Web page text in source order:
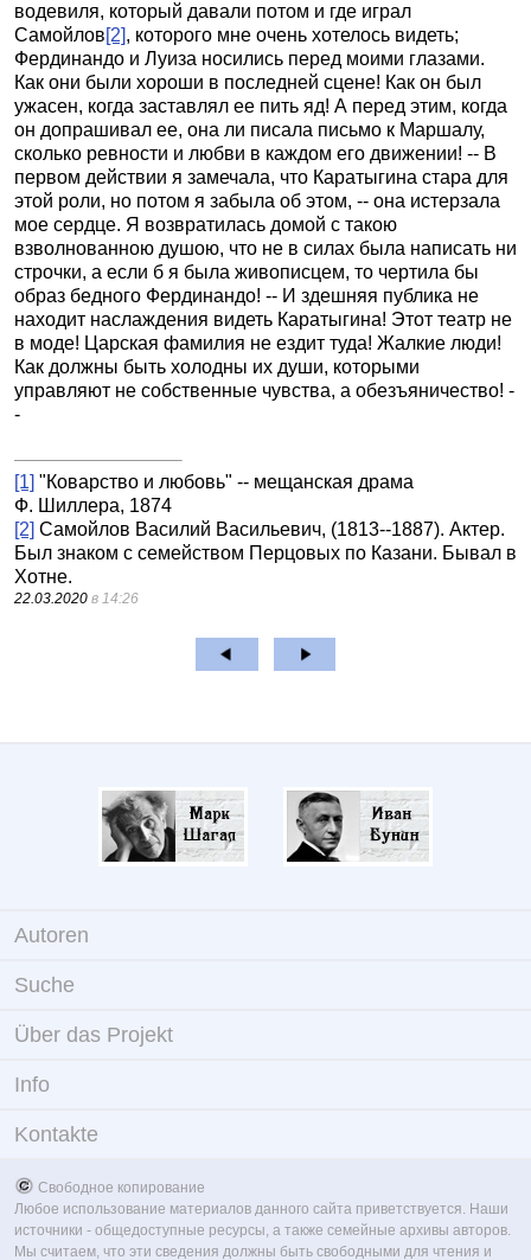
водевиля, который давали потом и где играл
Самойлов[2], которого мне очень хотелось видеть;
Фердинандо и Луиза носились перед моими глазами.
Как они были хороши в последней сцене! Как он был
ужасен, когда заставлял ее пить яд! А перед этим, когда
он допрашивал ее, она ли писала письмо к Маршалу,
сколько ревности и любви в каждом его движении! -- В
первом действии я замечала, что Каратыгина стара для
этой роли, но потом я забыла об этом, -- она истерзала
мое сердце. Я возвратилась домой с такою
взволнованною душою, что не в силах была написать ни
строчки, а если б я была живописцем, то чертила бы
образ бедного Фердинандо! -- И здешняя публика не
находит наслаждения видеть Каратыгина! Этот театр не
в моде! Царская фамилия не ездит туда! Жалкие люди!
Как должны быть холодны их души, которыми
управляют не собственные чувства, а обезъяничество! -
-
[1] "Коварство и любовь" -- мещанская драма
Ф. Шиллера, 1874
[2] Самойлов Василий Васильевич, (1813--1887). Актер.
Был знаком с семейством Перцовых по Казани. Бывал в
Хотне.
22.03.2020 в 14:26
Autoren
Suche
Über das Projekt
Info
Kontakte
Свободное копирование
Любое использование материалов данного сайта приветствуется. Наши
источники - общедоступные ресурсы, а также семейные архивы авторов.
Мы считаем, что эти сведения должны быть свободными для чтения и